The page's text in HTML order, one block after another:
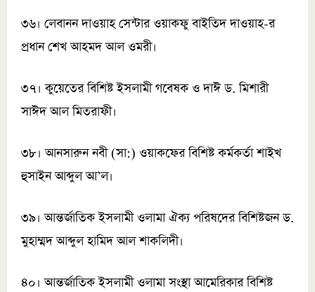
৩৬। লেবানন দাওয়াহ সেন্টার ওয়াকফু বাইতিদ দাওয়াহ-র
প্রধান শেখ আহমদ আল ওমরী।
৩৭। কুয়েতের বিশিষ্ট ইসলামী গবেষক ও দাঈ ড. মিশারী
সাঈদ আল মিতরাফী।
৩৮। আনসারুন নবী (সা:) ওয়াকফের বিশিষ্ট কর্মকর্তা শাইখ
হুসাইন আব্দুল আ’ল।
৩৯। আন্তর্জাতিক ইসলামী ওলামা ঐক্য পরিষদের বিশিষ্টজন ড.
মুহাম্মদ আব্দুল হামিদ আল শাকলিদী।
৪০। আন্তর্জাতিক ইসলামী ওলামা সংস্থা আমেরিকার বিশিষ্ট